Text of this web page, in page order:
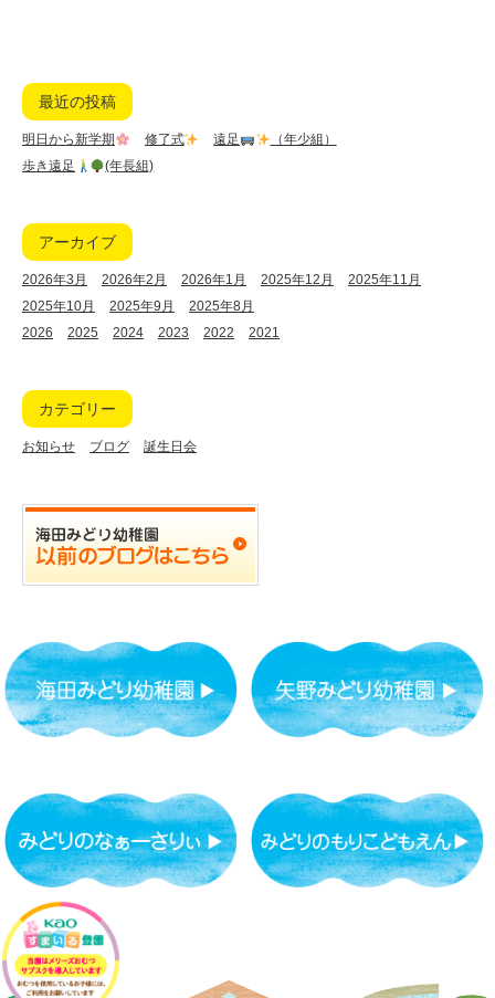
最近の投稿
明日から新学期 修了式 遠足
（年少組）
歩き遠足
(年長組)
アーカイブ
2026年3月 2026年2月 2026年1月 2025年12月
2025年11月
2025年10月
2025年9月
2025年8月
2026
2025 2024 2023 2022 2021
カテゴリー
お知らせ ブログ 誕生日会